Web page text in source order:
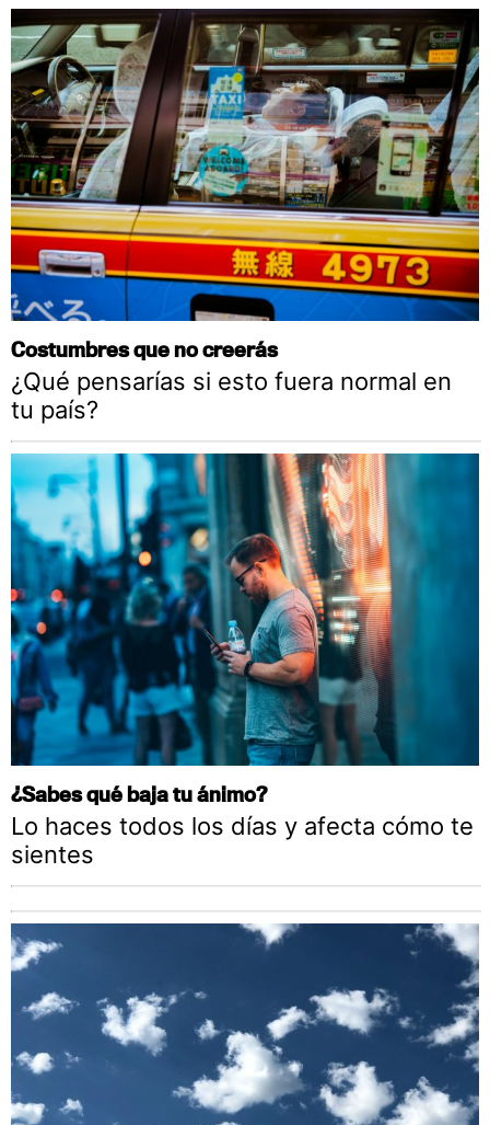
Costumbres que no creerás
¿Qué pensarías si esto fuera normal en
tu país?
¿Sabes qué baja tu ánimo?
Lo haces todos los días y afecta cómo te
sientes